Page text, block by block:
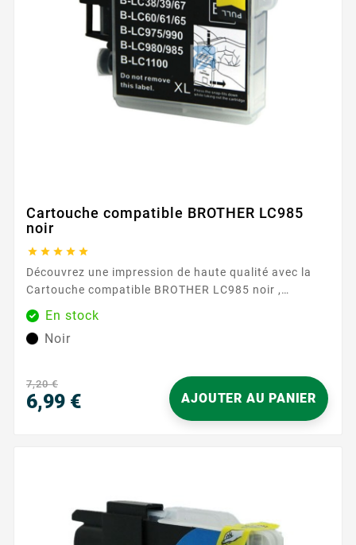
Cartouche compatible BROTHER LC985
noir
    
Découvrez une impression de haute qualité avec la
Cartouche compatible BROTHER LC985 noir ,
disponible exclusivement chez Easycartouche.
Conçue pour répondre à vos besoins d'impression
quotidiens, cette cartouche d'encre garantit un texte
documents pour le travail ou l'école, l'encre noire
profonde offre des résultats...
En stock
Noir
7,20 €
6,99 € AJOUTER AU PANIER